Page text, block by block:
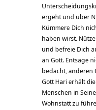
ergeht und über
Kümmere Dich
haben wirst.
und befreie Dich
an Gott. Entsage
bedacht, anderen
Gott Hari erhält
Menschen in
Wohnstatt zu